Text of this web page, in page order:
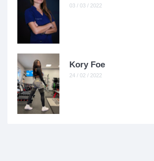
03 / 03 / 2022
Kory Foe
24 / 02 / 2022